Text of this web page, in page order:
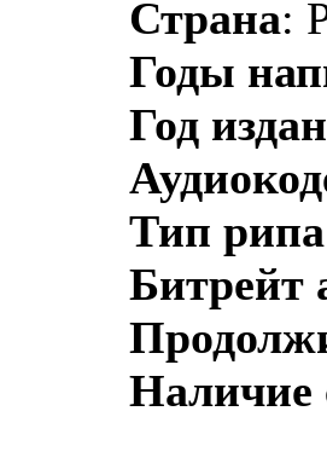
Страна:
Годы
Год
Тип рипа
Битрейт
Наличие